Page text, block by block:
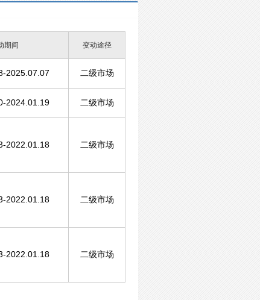
期间 变动途径
2025.07.07 二级市场
2024.01.19 二级市场
2022.01.18 二级市场
2022.01.18 二级市场
2022.01.18 二级市场